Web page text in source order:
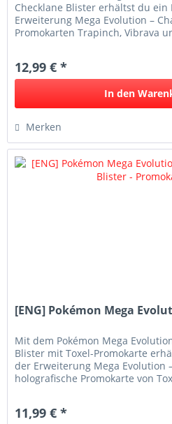
Checklane Blister erhältst du ein
Erweiterung Mega Evolution –
Promokarten Trapinch, Vibrava
12,99 € *
In den
Merken
[ENG] Pokémon Mega
Mit dem Pokémon Mega
Blister mit Toxel-Promokarte
der Erweiterung Mega Evolution
holografische Promokarte von
11,99 € *